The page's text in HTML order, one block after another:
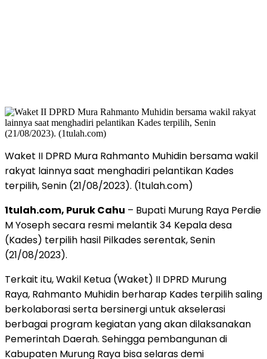
Waket II DPRD Mura Rahmanto Muhidin bersama wakil
rakyat lainnya saat menghadiri pelantikan Kades
terpilih, Senin (21/08/2023). (1tulah.com)
1tulah.com, Puruk Cahu – Bupati Murung Raya Perdie
M Yoseph secara resmi melantik 34 Kepala desa
(Kades) terpilih hasil Pilkades serentak, Senin
(21/08/2023).
Terkait itu, Wakil Ketua (Waket) II DPRD Murung
Raya, Rahmanto Muhidin berharap Kades terpilih saling
berkolaborasi serta bersinergi untuk akselerasi
berbagai program kegiatan yang akan dilaksanakan
Pemerintah Daerah. Sehingga pembangunan di
Kabupaten Murung Raya bisa selaras demi